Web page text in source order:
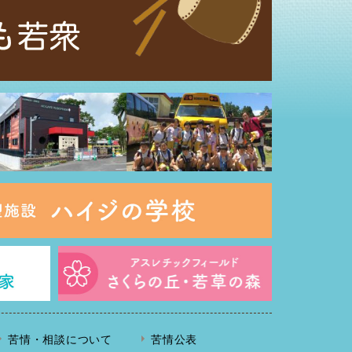
苦情・相談について 苦情公表